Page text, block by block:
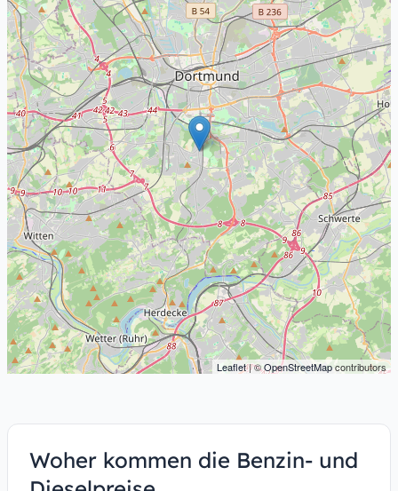
Leaflet| ©OpenStreetMapcontributors
Woher kommen die Benzin- und